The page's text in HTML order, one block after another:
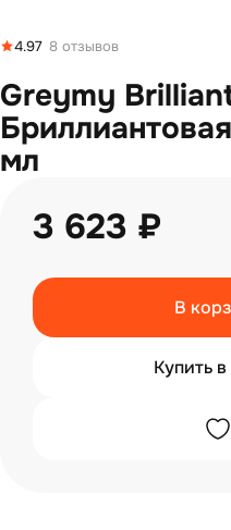
4.97 8 отзывов
Greymy
мл
3 623 ₽
В
Купить в